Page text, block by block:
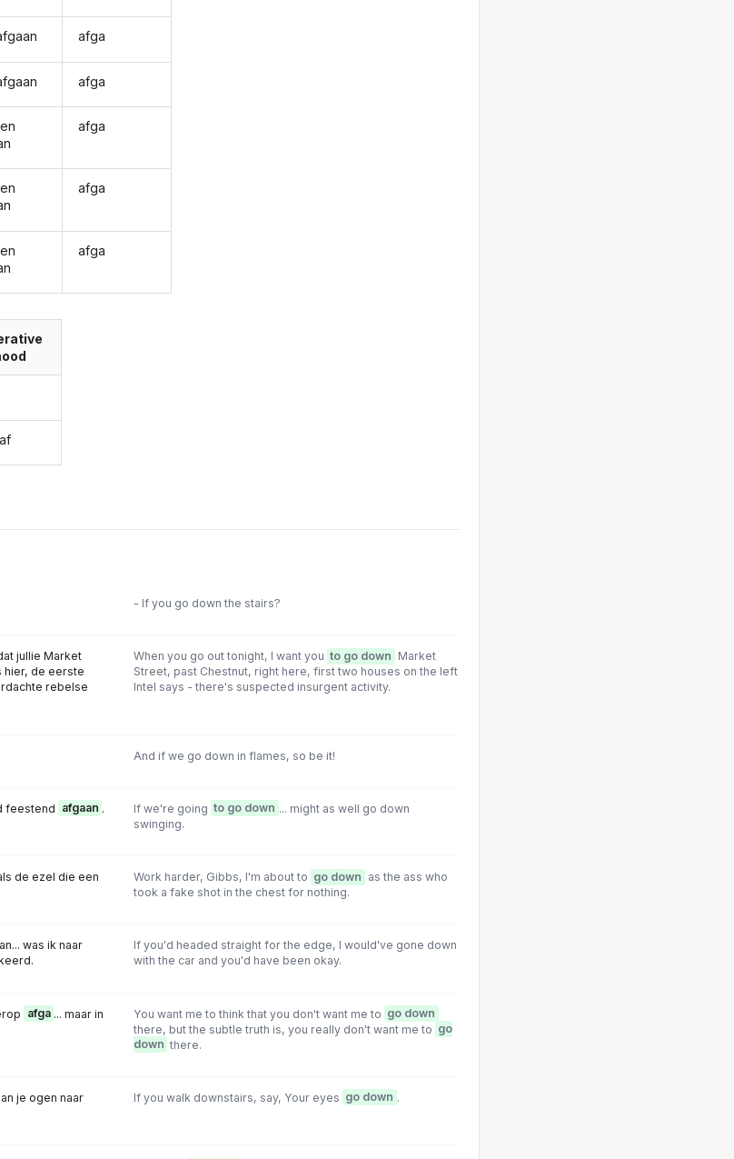
afga
afga
afga
afga
afga
- If you go down the stairs?
jullie Market
hier, de eerste
rebelse
When you go out tonight, I want you to go down Market
Street, past Chestnut, right here, first two houses on the left
Intel says - there's suspected insurgent activity.
And if we go down in flames, so be it!
feestend afgaan . If we're going to go down ... might as well go down
swinging.
de ezel die een
Work harder, Gibbs, I'm about to go down as the ass who
took a fake shot in the chest for nothing.
was ik naar
If you'd headed straight for the edge, l would've gone down
with the car and you'd have been okay.
afga ... maar in
You want me to think that you don't want me to go down
there, but the subtle truth is, you really don't want me to go
down there.
je ogen naar
If you walk downstairs, say, Your eyes go down .